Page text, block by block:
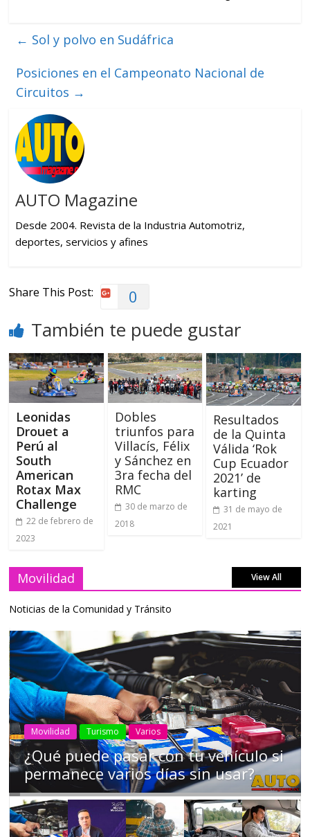
← Sol y polvo en Sudáfrica
Posiciones en el Campeonato Nacional de
Circuitos →
AUTO Magazine
Desde 2004. Revista de la Industria Automotriz,
deportes, servicios y afines
Share This Post: 0
También te puede gustar
Leonidas
Drouet a
Perú al
South
American
Rotax Max
Challenge
22 de febrero de
2023
Dobles
triunfos para
Villacís, Félix
y Sánchez en
3ra fecha del
RMC
30 de marzo de
2018
Resultados
de la Quinta
Válida ‘Rok
Cup Ecuador
2021’ de
karting
31 de mayo de
2021
Movilidad View All
Noticias de la Comunidad y Tránsito
Movilidad Turismo Varios
¿Qué puede pasar con tu vehículo si
permanece varios días sin usar?